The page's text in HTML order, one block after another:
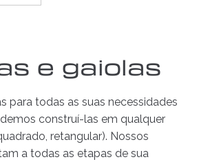
e gaiolas
para todas as suas necessidades
construí-las em qualquer
retangular). Nossos
a todas as etapas de sua